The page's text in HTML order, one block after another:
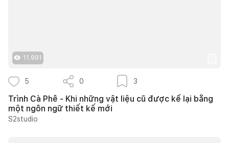
11.991
5 0 3
Trình Cà Phê - Khi những vật liệu cũ được kể lại bằng
một ngôn ngữ thiết kế mới
S2studio